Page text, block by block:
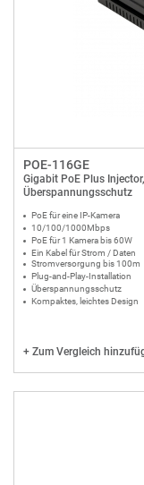
POE-116GE
Gigabit PoE Plus
Überspannungsschutz
PoE für eine IP-Kamera
10/100/1000Mbps
PoE für 1 Kamera bis 60W
Ein Kabel für Strom / Daten
Stromversorgung bis 100m
Plug-and-Play-Installation
Überspannungsschutz
Kompaktes, leichtes Design
+ Zum Vergleich